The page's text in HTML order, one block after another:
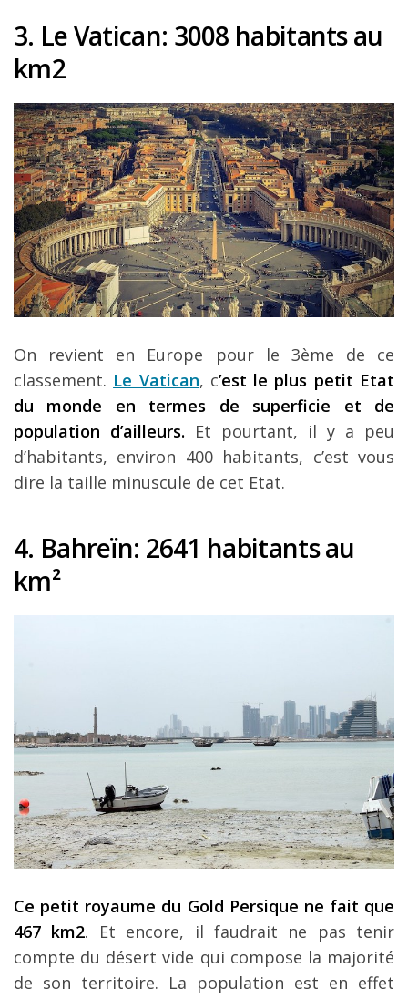
3. Le Vatican: 3008 habitants au
km2
On revient en Europe pour le 3ème de ce
classement. Le Vatican, c’est le plus petit Etat
du monde en termes de superficie et de
population d’ailleurs. Et pourtant, il y a peu
d’habitants, environ 400 habitants, c’est vous
dire la taille minuscule de cet Etat.
4. Bahreïn: 2641 habitants au
km²
Ce petit royaume du Gold Persique ne fait que
467 km2. Et encore, il faudrait ne pas tenir
compte du désert vide qui compose la majorité
de son territoire. La population est en effet